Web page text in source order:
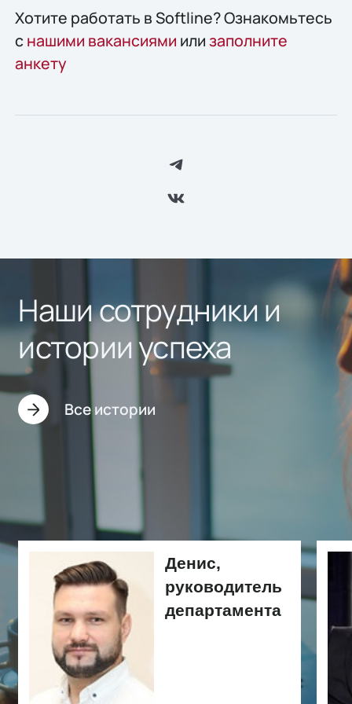
Хотите работать в Softline? Ознакомьтесь
снашими вакансиями илизаполните
анкету
Наши сотрудники и
истории успеха
Все истории
Денис,
руководитель
департамента